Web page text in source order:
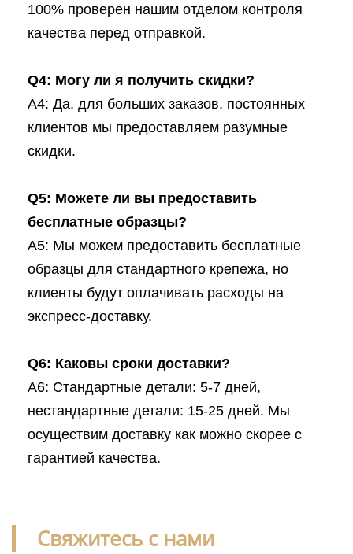
100% проверен нашим отделом контроля
качества перед отправкой.
Q4: Могу ли я получить скидки?
A4: Да, для больших заказов, постоянных
клиентов мы предоставляем разумные
скидки.
Q5: Можете ли вы предоставить
бесплатные образцы?
A5: Мы можем предоставить бесплатные
образцы для стандартного крепежа, но
клиенты будут оплачивать расходы на
экспресс-доставку.
Q6: Каковы сроки доставки?
A6: Стандартные детали: 5-7 дней,
нестандартные детали: 15-25 дней. Мы
осуществим доставку как можно скорее с
гарантией качества.
Свяжитесь с нами